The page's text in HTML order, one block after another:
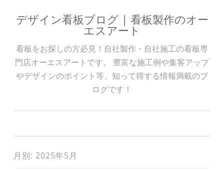
コンテンツへスキップ
デザイン看板ブログ | 看板製作のオー
エスアート
看板をお探しの方必見！自社製作・自社施工の看板専
門店オーエスアートです。 豊富な施工例や集客アップ
やデザインのポイント等、知って得する情報満載のブ
ログです！
月別: 2025年5月